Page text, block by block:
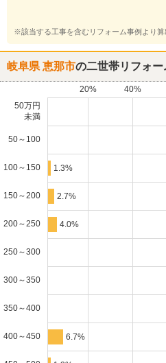
※該当する工事を含むリフォーム事例より算
岐阜県 恵那市の二世帯リフォ
20% 40%
50万円
未満
50～100
100～150 1.3%
150～200 2.7%
200～250 4.0%
250～300
300～350
350～400
400～450 6.7%